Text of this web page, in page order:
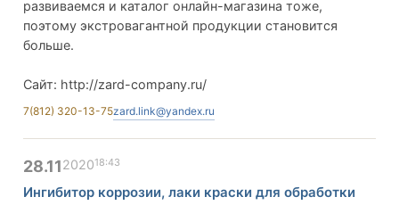
развиваемся и каталог онлайн-магазина тоже,
поэтому экстровагантной продукции становится
больше.
Сайт: http://zard-company.ru/
7(812) 320-13-75zard.link@yandex.ru
28.11202018:43
Ингибитор коррозии, лаки краски для обработки